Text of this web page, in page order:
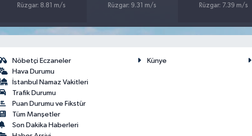
Rüzgar: 8.81 m/s
Rüzgar: 9.31 m/s
Rüzgar: 7.39 m/s
Nöbetçi Eczaneler
Hava Durumu
İstanbul Namaz Vakitleri
Trafik Durumu
Puan Durumu ve Fikstür
Tüm Manşetler
Son Dakika Haberleri
Künye